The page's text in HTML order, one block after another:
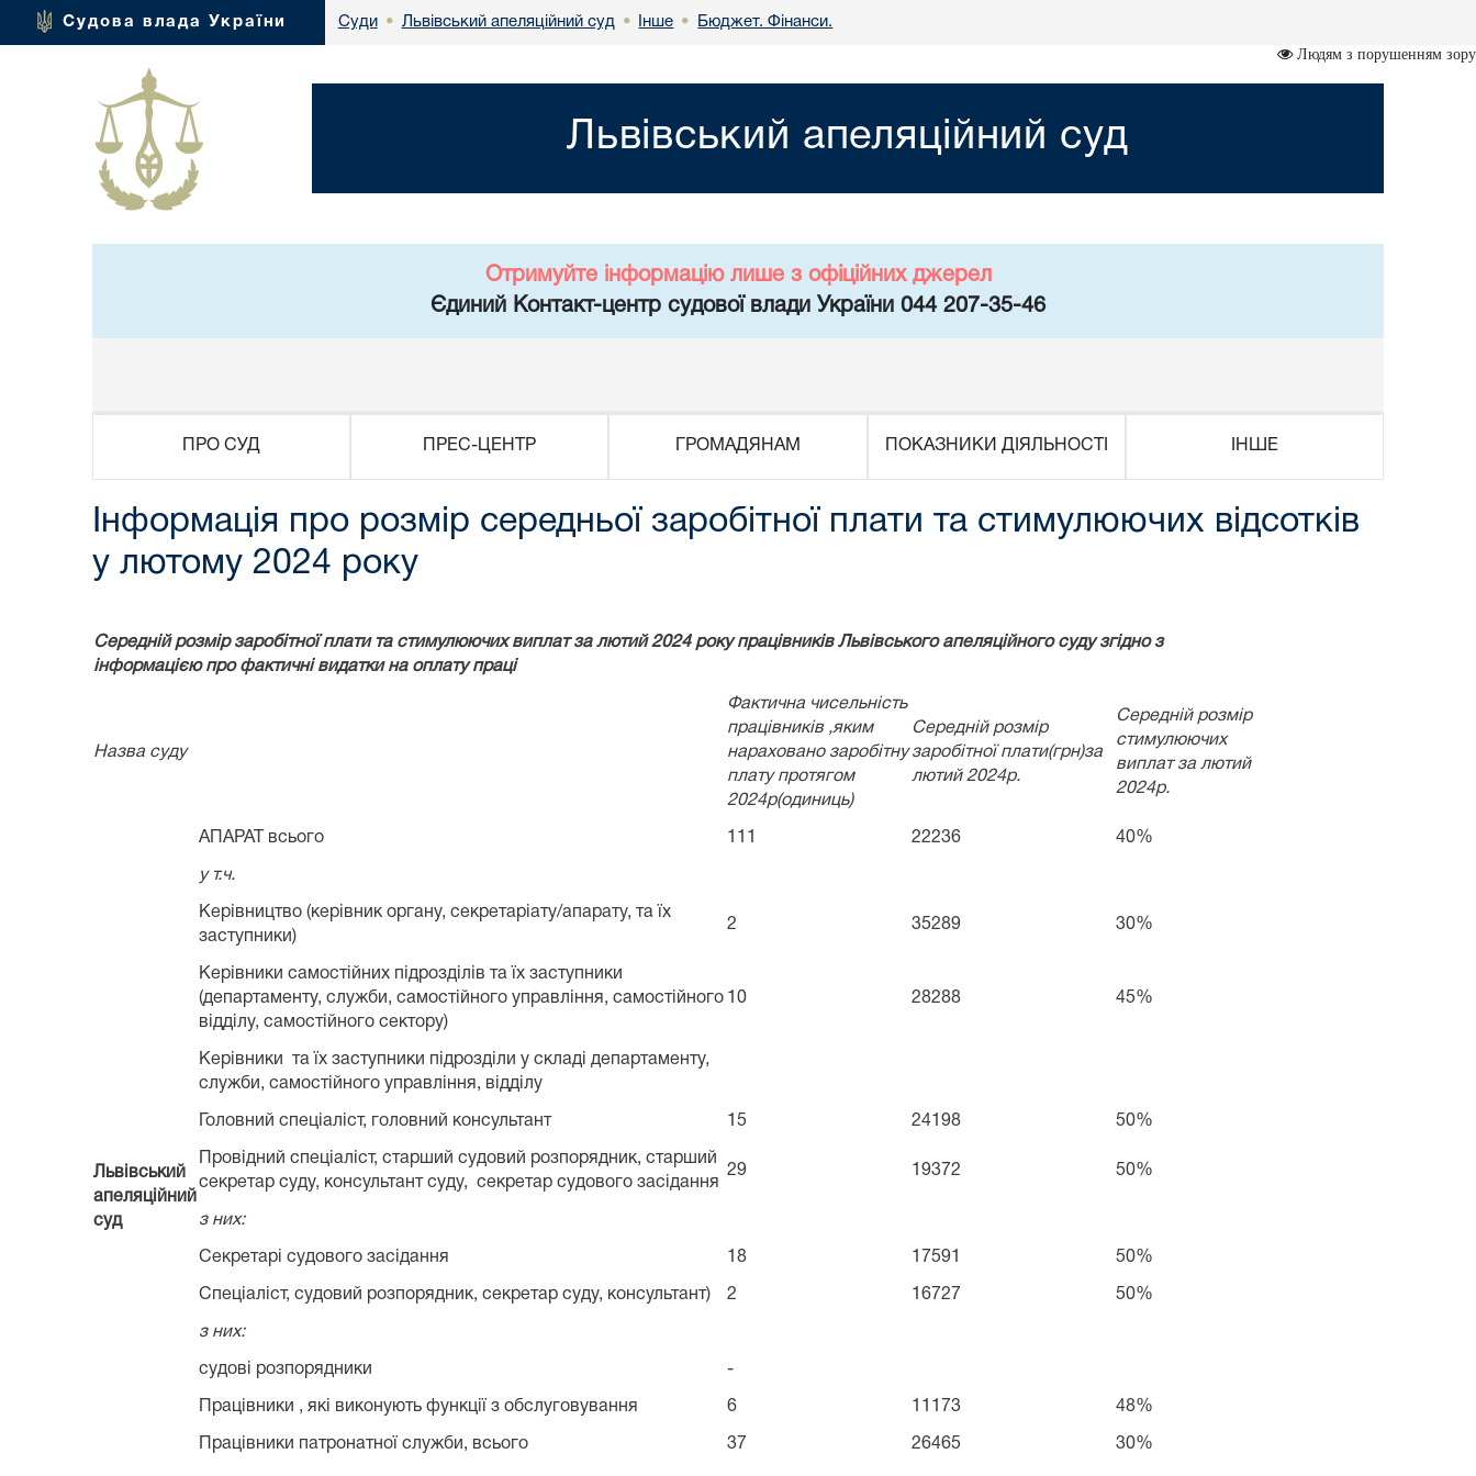
Судова влада України Суди • Львівський апеляційний суд • Інше • Бюджет. Фінанси.
Людям з порушенням зору
Львівський апеляційний суд
Отримуйте інформацію лише з офіційних джерел
Єдиний Контакт-центр судової влади України 044 207-35-46
ПРО СУД ПРЕС-ЦЕНТР ГРОМАДЯНАМ ПОКАЗНИКИ ДІЯЛЬНОСТІ ІНШЕ
Інформація про розмір середньої заробітної плати та стимулюючих відсотків
у лютому 2024 року
Середній розмір заробітної плати та стимулюючих виплат за лютий 2024 року працівників Львівського апеляційного суду згідно з
інформацією про фактичні видатки на оплату праці
Назва суду
Фактична чисельність
працівників ,яким
нараховано заробітну
плату протягом
2024р(одиниць)
Середній розмір
заробітної плати(грн)за
лютий 2024р.
Середній розмір
стимулюючих
виплат за лютий
2024р.
Львівський
апеляційний
суд
АПАРАТ всього 111 22236 40%
у т.ч.
Керівництво (керівник органу, секретаріату/апарату, та їх
заступники)
2 35289 30%
Керівники самостійних підрозділів та їх заступники
(департаменту, служби, самостійного управління, самостійного
відділу, самостійного сектору)
10 28288 45%
Керівники та їх заступники підрозділи у складі департаменту,
служби, самостійного управління, відділу
Головний спеціаліст, головний консультант 15 24198 50%
Провідний спеціаліст, старший судовий розпорядник, старший
секретар суду, консультант суду, секретар судового засідання
29 19372 50%
з них:
Секретарі судового засідання 18 17591 50%
Спеціаліст, судовий розпорядник, секретар суду, консультант) 2 16727 50%
з них:
судові розпорядники -
Працівники , які виконують функції з обслуговування 6 11173 48%
Працівники патронатної служби, всього 37 26465 30%